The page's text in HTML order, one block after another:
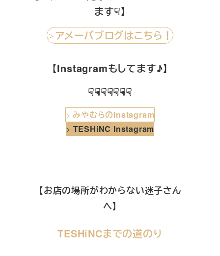
ます☟】
＞アメーバブログはこちら！
【Instagramもしてます♪】
☟☟☟☟☟☟☟
>みやむらのInstagram
> TESHiNC Instagram
【お店の場所がわからない迷子さん
へ】
TESHiNCまでの道のり